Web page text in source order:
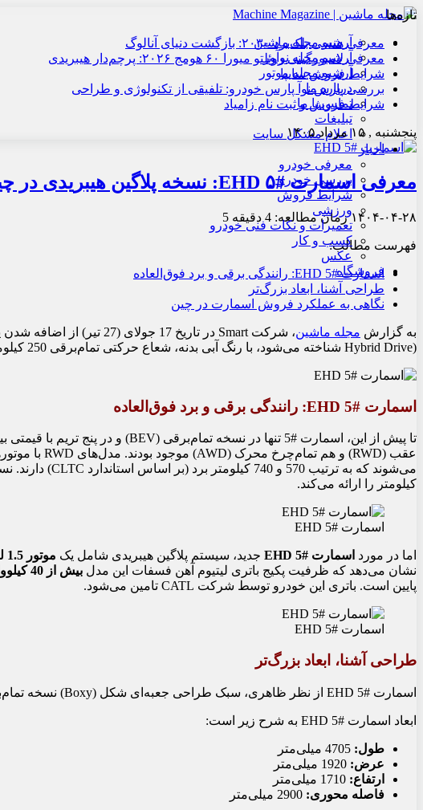
آرشیو مجله ماشین
آرشیو مجله نوآور
آرشیو مجله موتور
درباره ما
تماس با ما
تبلیغات
اعلام مشکل سایت
اخبار
معرفی خودرو
بررسی خودرو
شرایط فروش
ورزشی
تعمیرات و نکات فنی خودرو
کسب و کار
عکس
فروشگاه
تازه‌ها
معرفی هنسی بلک‌برد ۲۰۳۰: بازگشت دنیای آنالوگ
معرفی لامبورگینی روئلتو میورا ۶۰ هومج ۲۰۲۶: پرچم‌دار هیبریدی
شرایط فروش سایپا
بررسی پارس نوآ پارس خودرو: تلفیقی از تکنولوژی و طراحی
شرایط فروش و ثبت نام زامیاد
پنجشنبه , ۱۵ مرداد ۱۴۰۵
معرفی اسمارت #۵ EHD: نسخه پلاگین هیبریدی در چین
۱۴۰۴-۰۴-۲۸زمان مطالعه: 4 دقیقه
فهرست مطالب:
اسمارت #5 EHD: رانندگی برقی و برد فوق‌العاده
طراحی آشنا، ابعاد بزرگ‌تر
نگاهی به عملکرد فروش اسمارت در چین
به گزارش مجله ماشین
Hybrid Drive) شناخته می‌شود، با رنگ آبی بدنه، شعاع حرکتی تمام‌برقی 250 کیلومتر و شعاع حرکتی ترکیبی چشمگیر 1600 کیلومتر، معرفی شد.
اسمارت #5 EHD: رانندگی برقی و برد فوق‌العاده
کیلومتر را ارائه می‌کند.
اسمارت #5 EHD
اما در مورد اسمارت #5 EHD جدید، سیستم پلاگین هیبریدی شامل یک موتور 1.5 لیتری توربوشارژ (مدل BHE15-CFZ)
نشان می‌دهد که ظرفیت پکیج باتری لیتیوم آهن فسفات این مدل بیش از 40 کیلووات ساعت
پایین است. باتری این خودرو توسط شرکت CATL تامین می‌شود.
اسمارت #5 EHD
طراحی آشنا، ابعاد بزرگ‌تر
اسمارت #5 EHD از نظر ظاهری، سبک طراحی جعبه‌ای شکل (Boxy) نسخه تمام‌برقی را حفظ کرده است. وجود
ابعاد اسمارت #5 EHD به شرح زیر است:
طول:
عرض:
ارتفاع:
فاصله محوری: